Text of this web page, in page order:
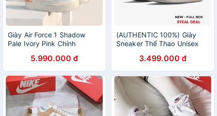
Giày Air Force 1 Shadow
Pale Ivory Pink Chính
Shadow Beige Pink
[CU3012-164] Simple
Sneaker
5.990.000 đ
(AUTHENTIC 100%) Giày
Sneaker Thể Thao Unisex
Multicolor DJ5196-615
Chính Hãng 100%
3.499.000 đ